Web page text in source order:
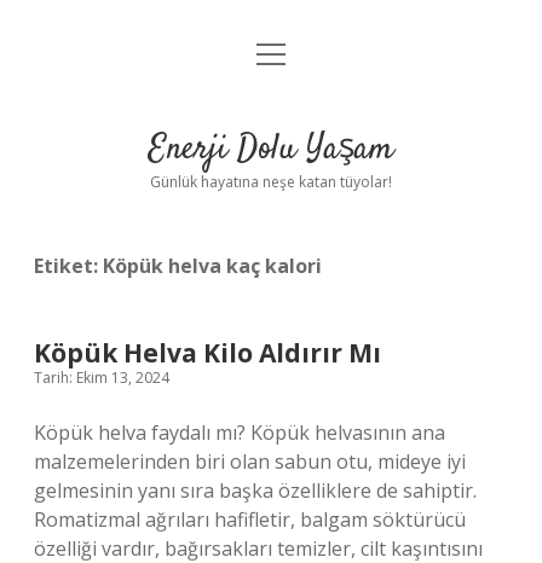
Anasayfa
Yasal Uyarı
menüyü
Enerji Dolu Yaşam
Günlük hayatına neşe katan tüyolar!
Etiket: Köpük helva kaç kalori
Köpük Helva Kilo Aldırır Mı
Tarih: Ekim 13, 2024
Köpük helva faydalı mı? Köpük helvasının ana
malzemelerinden biri olan sabun otu, mideye iyi
gelmesinin yanı sıra başka özelliklere de sahiptir.
Romatizmal ağrıları hafifletir, balgam söktürücü
özelliği vardır, bağırsakları temizler, cilt kaşıntısını